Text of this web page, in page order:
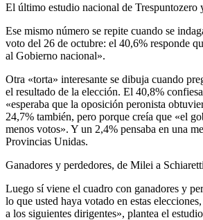
El último estudio nacional de Trespuntozero
Ese mismo número se repite cuando se
voto del 26 de octubre: el 40,6% responde
al Gobierno nacional».
Otra «torta» interesante se dibuja cuando
el resultado de la elección. El 40,8%
«esperaba que la oposición peronista
24,7% también, pero porque creía que «el
menos votos». Y un 2,4% pensaba en una
Provincias Unidas.
Ganadores y perdedores, de Milei a Schiaretti
Luego sí viene el cuadro con ganadores y
lo que usted haya votado en estas
a los siguientes dirigentes», plantea el